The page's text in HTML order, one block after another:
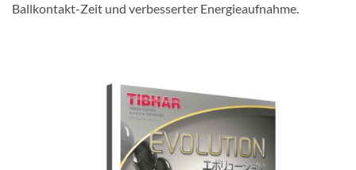
Ballkontakt-Zeit und verbesserter Energieaufnahme.